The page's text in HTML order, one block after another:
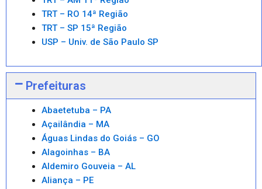
TRT – RO 14ª Região
TRT – SP 15ª Região
USP – Univ. de São Paulo SP
Prefeituras
Abaetetuba – PA
Açailândia – MA
Águas Lindas do Goiás – GO
Alagoinhas – BA
Aldemiro Gouveia – AL
Aliança – PE